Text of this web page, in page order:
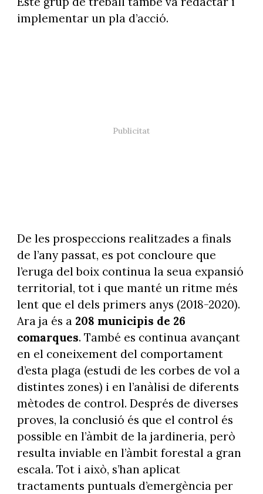
implementar un pla d’acció.
De les prospeccions realitzades a finals
de l’any passat, es pot concloure que
l’eruga del boix continua la seua expansió
territorial, tot i que manté un ritme més
lent que el dels primers anys (2018-2020).
Ara ja és a 208 municipis de 26
comarques. També es continua avançant
en el coneixement del comportament
d’esta plaga (estudi de les corbes de vol a
distintes zones) i en l’anàlisi de diferents
mètodes de control. Després de diverses
proves, la conclusió és que el control és
possible en l’àmbit de la jardineria, però
resulta inviable en l’àmbit forestal a gran
escala. Tot i això, s’han aplicat
tractaments puntuals d’emergència per